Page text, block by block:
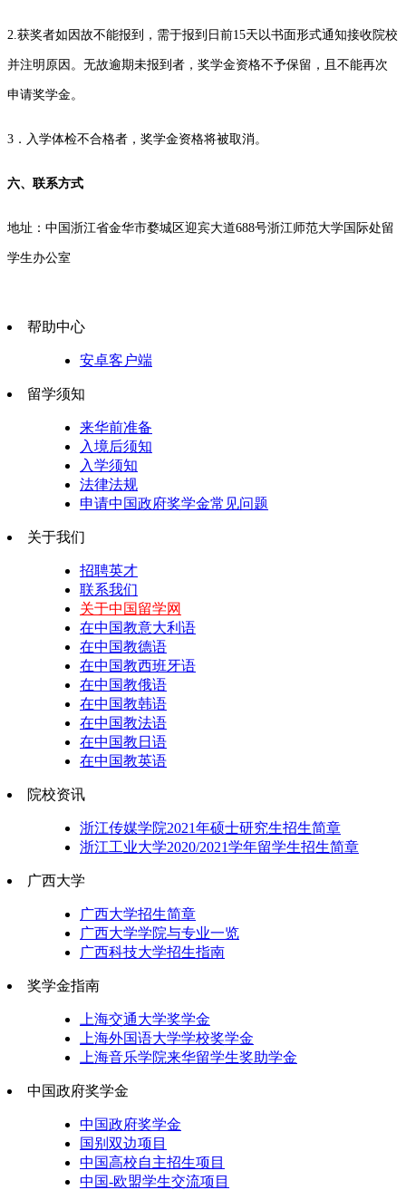
2.获奖者如因故不能报到，需于报到日前15天以书面形式通知接收院校
并注明原因。无故逾期未报到者，奖学金资格不予保留，且不能再次
申请奖学金。
3．入学体检不合格者，奖学金资格将被取消。
六、联系方式
地址：中国浙江省金华市婺城区迎宾大道688号浙江师范大学国际处留
学生办公室
帮助中心
安卓客户端
留学须知
来华前准备
入境后须知
入学须知
法律法规
申请中国政府奖学金常见问题
关于我们
招聘英才
联系我们
关于中国留学网
在中国教意大利语
在中国教德语
在中国教西班牙语
在中国教俄语
在中国教韩语
在中国教法语
在中国教日语
在中国教英语
院校资讯
浙江传媒学院2021年硕士研究生招生简章
浙江工业大学2020/2021学年留学生招生简章
广西大学
广西大学招生简章
广西大学学院与专业一览
广西科技大学招生指南
奖学金指南
上海交通大学奖学金
上海外国语大学学校奖学金
上海音乐学院来华留学生奖助学金
中国政府奖学金
中国政府奖学金
国别双边项目
中国高校自主招生项目
中国-欧盟学生交流项目